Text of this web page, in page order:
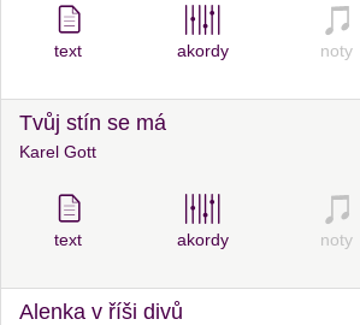
text akordy noty
Tvůj stín se má
Karel Gott
text akordy noty
Alenka v říši divů